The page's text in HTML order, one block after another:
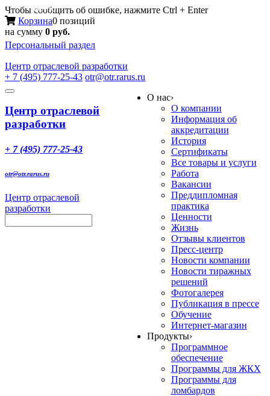
Чтобы сообщить об ошибке, нажмите Ctrl + Enter
Корзина0 позиций
на сумму 0 руб.
Персональный раздел
Центр отраслевой разработки
+ 7 (495) 777-25-43 otr@otr.rarus.ru
Toggle
Меню
Центр отраслевой
разработки
+ 7 (495) 777-25-43
otr@otr.rarus.ru
Центр отраслевой
разработки
О нас›
О компании
Информация об
аккредитации
История
Сертификаты
Все товары и услуги
Работа
Вакансии
Преддипломная
практика
Ценности
Жизнь
Отзывы клиентов
Пресс-центр
Новости компании
Новости тиражных
решений
Фотогалерея
Публикация в прессе
Обучение
Интернет-магазин
Продукты›
Программное
обеспечение
Программы для ЖКХ
Программы для
ломбардов